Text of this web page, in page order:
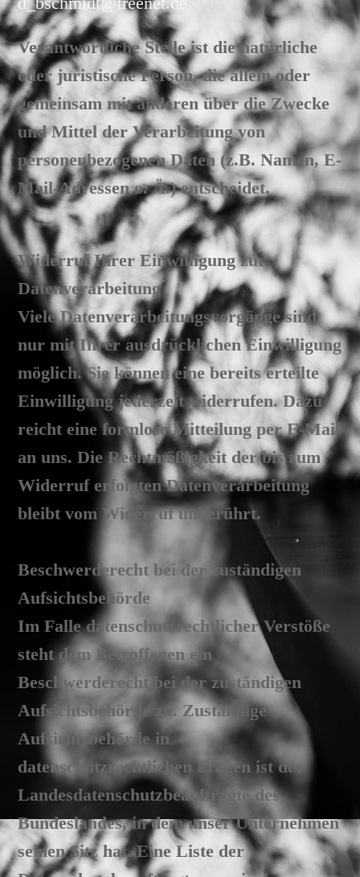
Verantwortliche Stelle ist die natürliche
oder juristische Person, die allein oder
gemeinsam mit anderen über die Zwecke
und Mittel der Verarbeitung von
personenbezogenen Daten (z.B. Namen, E-
Mail-Adressen o. Ä.) entscheidet.
Widerruf Ihrer Einwilligung zur
Datenverarbeitung
Viele Datenverarbeitungsvorgänge sind
nur mit Ihrer ausdrücklichen Einwilligung
möglich. Sie können eine bereits erteilte
Einwilligung jederzeit widerrufen. Dazu
reicht eine formlose Mitteilung per E-Mail
an uns. Die Rechtmäßigkeit der bis zum
Widerruf erfolgten Datenverarbeitung
bleibt vom Widerruf unberührt.
Beschwerderecht bei der zuständigen
Aufsichtsbehörde
Im Falle datenschutzrechtlicher Verstöße
steht dem Betroffenen ein
Beschwerderecht bei der zuständigen
Aufsichtsbehörde zu. Zuständige
Aufsichtsbehörde in
datenschutzrechtlichen Fragen ist der
Landesdatenschutzbeauftragte des
Bundeslandes, in dem unser Unternehmen
seinen Sitz hat. Eine Liste der